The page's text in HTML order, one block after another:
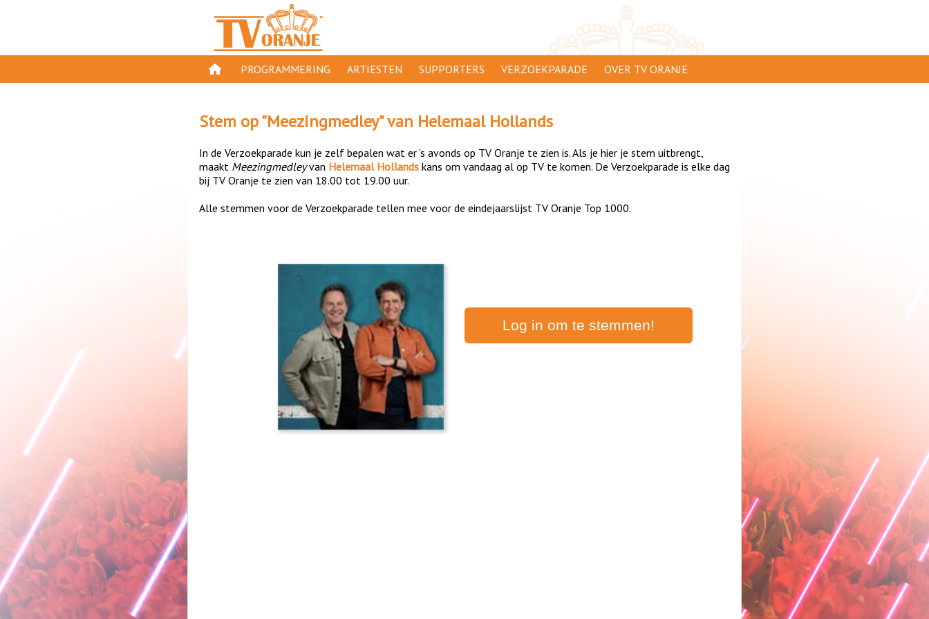
PROGRAMMERING
GESPEELD OP TV ORANJE
ORANJE KROON
TV ORANJE TOP 1000
11 VAN ORANJE
ARTIESTEN SUPPORTERS
AANMELDEN
VERZOEKPARADE OVER TV ORANJE
ADVERTEREN
PRIVACY
Stem op "Meezingmedley" van Helemaal Hollands
In de Verzoekparade kun je zelf bepalen wat er 's avonds op TV Oranje te zien is. Als je hier je stem uitbrengt,
maakt Meezingmedleyvan Helemaal Hollands kans om vandaag al op TV te komen. De Verzoekparade is elke dag
bij TV Oranje te zien van 18.00 tot 19.00 uur.
Alle stemmen voor de Verzoekparade tellen mee voor de eindejaarslijst TV Oranje Top 1000.
Log in om te stemmen!